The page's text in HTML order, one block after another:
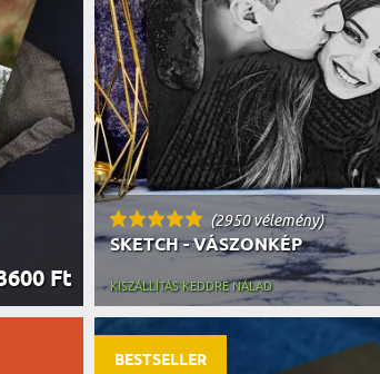
UTAZÓNAK
BICIKLISTÁNAK
IDŐSEBBNEK
SPORTOLÓNAK
TŰZOLTÓNAK
FŐNÖKNEK
HORGÁSZNAK
VICCELŐDŐNEK
Ft
(2950 vélemény)
SKETCH - VÁSZONKÉP
KISZÁLLÍTÁS KEDDRE NÁLAD
BESTSELLER